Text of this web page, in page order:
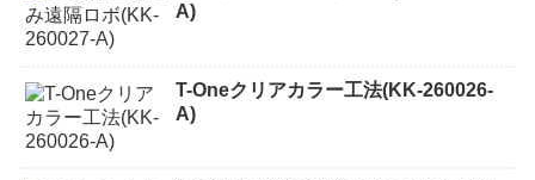
A)
T-Oneクリアカラー工法(KK-260026-
A)